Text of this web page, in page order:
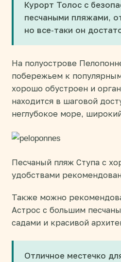
Курорт Толос с
песчаными пляжами,
но все-таки он
На полуострове
побережьем к
хорошо обустроен и
находится в шаговой
неглубокое море,
Песчаный пляж Ступа с
удобствами
Также можно
Астрос с большим
садами и красивой
Отличное местечко